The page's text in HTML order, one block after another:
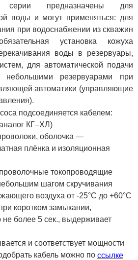
предназначены для
воды и могут применяться: для
при водоснабжении из скважин
установка кожуха
воды в резервуары,
для автоматической подачи
резервуарами при
автоматики (управляющие
подсоединяется кабелем:
КГ–ХЛ)
оболочка —
плёнка и изоляционная
токопроводящие
шагом скручивания
воздуха от -25°C до +60°C
коротком замыкании,
не более 5 сек., выдерживает
и соответствует мощности
кабель можно по ссылке